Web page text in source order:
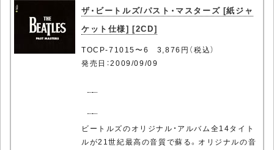
ザ・ビートルズ/パスト・マスターズ [紙ジャ
ケット仕様] [2CD]
TOCP-71015〜6 3,876円（税込）
発売日：2009/09/09
ビートルズのオリジナル・アルバム全14タイト
ルが21世紀最高の音質で蘇る。オリジナルの音